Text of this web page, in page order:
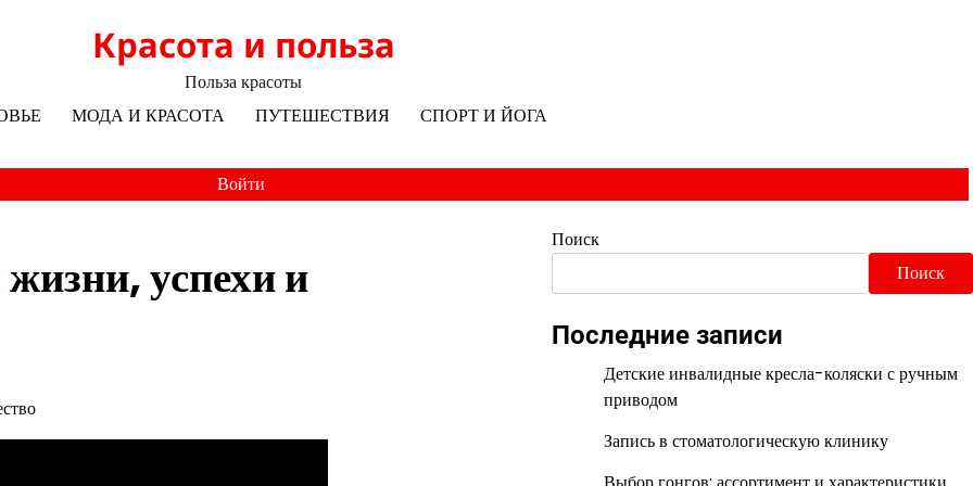
Красота и польза
Польза красоты
МОДА И КРАСОТА ПУТЕШЕСТВИЯ СПОРТ И ЙОГА
Войти
успехи и
Поиск
Поиск
Последние записи
Детские инвалидные кресла-коляски с ручным
приводом
Запись в стоматологическую клинику